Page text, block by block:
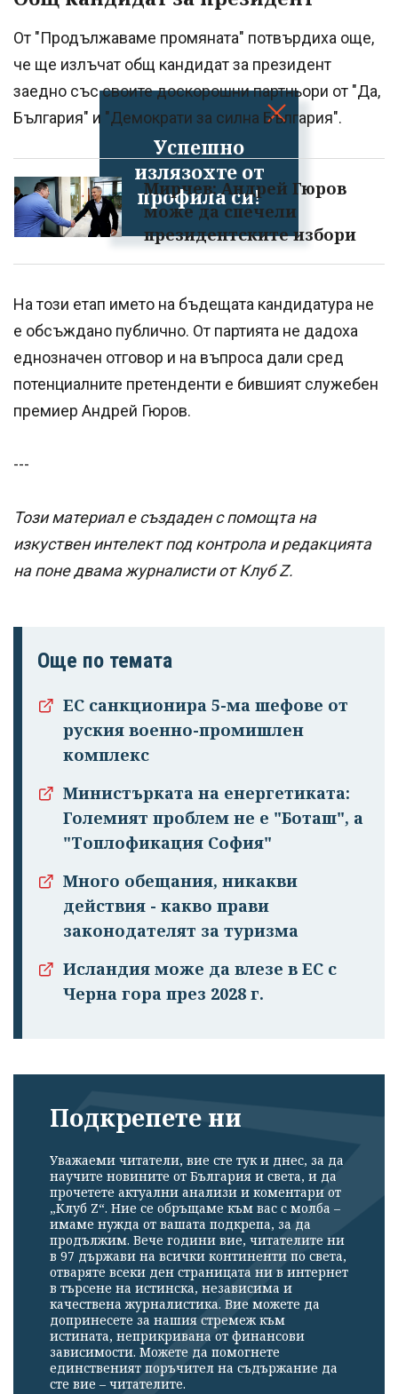
Успешно
излязохте от
профила си!
От "Продължаваме промяната" потвърдиха още,
че ще излъчат общ кандидат за президент
заедно със своите доскорошни партньори от "Да,
България" и "Демократи за силна България".
Мирчев: Андрей Гюров
може да спечели
президентските избори
На този етап името на бъдещата кандидатура не
е обсъждано публично. От партията не дадоха
еднозначен отговор и на въпроса дали сред
потенциалните претенденти е бившият служебен
премиер Андрей Гюров.
---
Този материал е създаден с помощта на
изкуствен интелект под контрола и редакцията
на поне двама журналисти от Клуб Z.
Още по темата
ЕС санкционира 5-ма шефове от
руския военно-промишлен
комплекс
Министърката на енергетиката:
Големият проблем не е "Боташ", а
"Топлофикация София"
Много обещания, никакви
действия - какво прави
законодателят за туризма
Исландия може да влезе в ЕС с
Черна гора през 2028 г.
Подкрепете ни
Уважаеми читатели, вие сте тук и днес, за да
научите новините от България и света, и да
прочетете актуални анализи и коментари от
„Клуб Z“. Ние се обръщаме към вас с молба –
имаме нужда от вашата подкрепа, за да
продължим. Вече години вие, читателите ни
в 97 държави на всички континенти по света,
отваряте всеки ден страницата ни в интернет
в търсене на истинска, независима и
качествена журналистика. Вие можете да
допринесете за нашия стремеж към
истината, неприкривана от финансови
зависимости. Можете да помогнете
единственият поръчител на съдържание да
сте вие – читателите.